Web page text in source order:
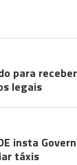
para
legais
insta
táxis